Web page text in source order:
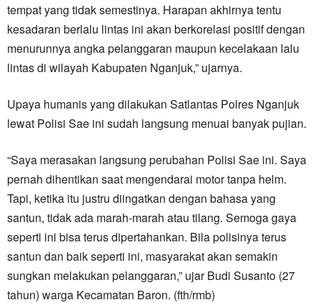
tempat yang tidak semestinya. Harapan akhirnya tentu
kesadaran berlalu lintas ini akan berkorelasi positif dengan
menurunnya angka pelanggaran maupun kecelakaan lalu
lintas di wilayah Kabupaten Nganjuk,” ujarnya.
Upaya humanis yang dilakukan Satlantas Polres Nganjuk
lewat Polisi Sae ini sudah langsung menuai banyak pujian.
“Saya merasakan langsung perubahan Polisi Sae ini. Saya
pernah dihentikan saat mengendarai motor tanpa helm.
Tapi, ketika itu justru diingatkan dengan bahasa yang
santun, tidak ada marah-marah atau tilang. Semoga gaya
seperti ini bisa terus dipertahankan. Bila polisinya terus
santun dan baik seperti ini, masyarakat akan semakin
sungkan melakukan pelanggaran,” ujar Budi Susanto (27
tahun) warga Kecamatan Baron. (fth/rmb)